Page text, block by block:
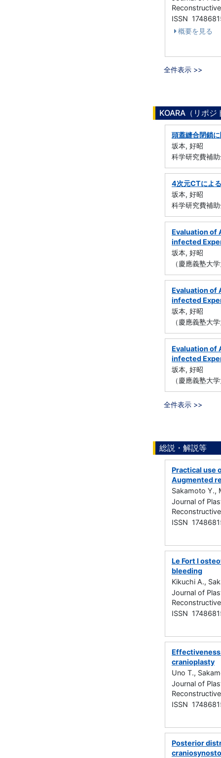
ISSN
概要を見る
全件表示 >>
KOARA（リポ
頭蓋縫合閉鎖
坂本, 好昭
科学研究費補
4次元CTによ
坂本, 好昭
科学研究費補
Evaluation of
infected
坂本, 好昭
（慶應義塾大
Evaluation of
infected
坂本, 好昭
（慶應義塾大
Evaluation of
infected
坂本, 好昭
（慶應義塾大
全件表示 >>
総説・解説等
Practical use
Augmented
Sakamoto Y.,
Journal of
ISSN
Le Fort I
bleeding
Kikuchi A.,
Journal of
ISSN
cranioplasty
Uno T.,
Journal of
ISSN
Posterior